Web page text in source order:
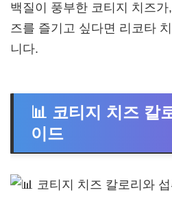
백질이 풍부한 코티지 치즈가
즈를 즐기고 싶다면 리코타
니다.
📊 코티지 치즈 칼
이드